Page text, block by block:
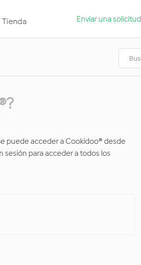
Tienda Enviar una solicitud
puede acceder a Cookidoo® desde
sesión para acceder a todos los